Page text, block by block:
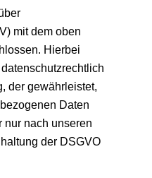
mit dem oben
Hierbei
der gewährleistet,
Daten
nur nach unseren
der DSGVO